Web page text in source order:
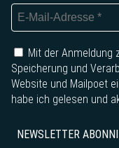
Mit der Anmeldung
Speicherung und
Website und Mailpoet
habe ich gelesen und